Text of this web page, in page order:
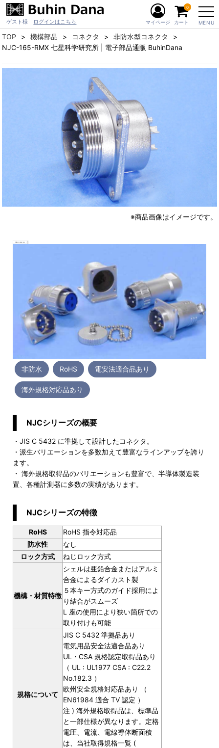
ゲスト様 ログインはこちら MENU
マイページ カート
0
TOP 機構部品 コネクタ
非防水型コネクタ
NJC-165-RMX 七星科学研究所 | 電子部品通販 BuhinDana
※商品画像はイメージです。
非防水 RoHS 電安法適合品あり
海外規格対応品あり
NJCシリーズの概要
・JIS C 5432 に準拠して設計したコネクタ。
・派生バリエーションを多数加えて豊富なラインアップを誇り
ます。
・ 海外規格取得品のバリエーションも豊富で、半導体製造装
置、各種計測器に多数の実績があります。
NJCシリーズの特徴
RoHS
RoHS 指令対応品
防水性
なし
ロック方式
ねじロック方式
機構・材質特徴
シェルは亜鉛合金またはアルミ
合金によるダイカスト製
５本キー方式のガイド採用によ
り結合がスムーズ
L 座の使用により狭い箇所での
取り付けも可能
規格について
JIS C 5432 準拠品あり
電気用品安全法適合品あり
UL・CSA 規格認定取得品あり
（ UL : UL1977 CSA : C22.2
No.182.3 ）
欧州安全規格対応品あり （
EN61984 適合 TV 認定 ）
注 ) 海外規格取得品は、標準品
と一部仕様が異なります。定格
電圧、電流、電線導体断面積
は、当社取得規格一覧 (